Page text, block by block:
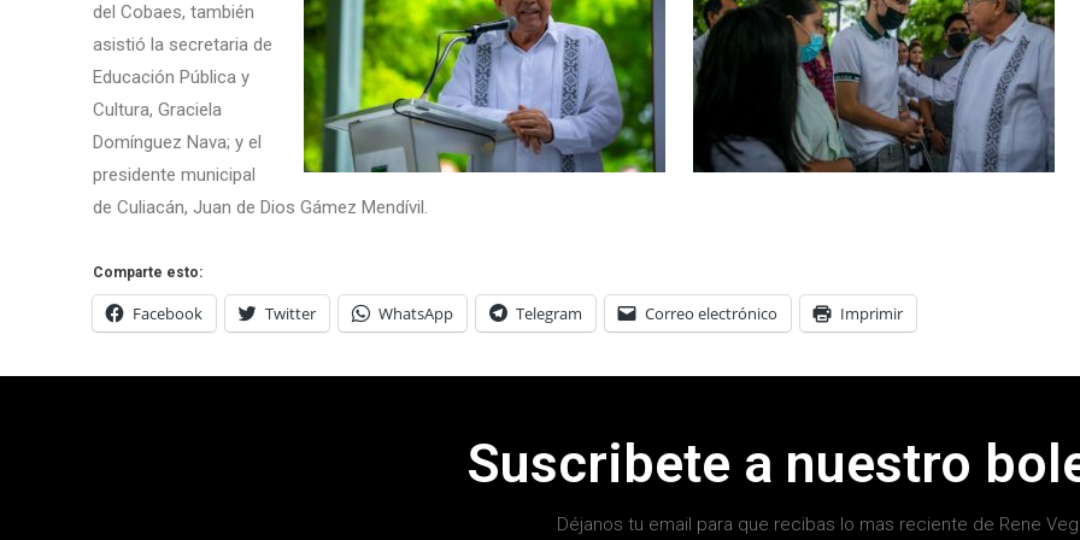
del Cobaes, también
asistió la secretaria de
Educación Pública y
Cultura, Graciela
Domínguez Nava; y el
presidente municipal
de Culiacán, Juan de Dios Gámez Mendívil.
Comparte esto:
Facebook Twitter WhatsApp Telegram Correo electrónico Imprimir
Suscribete a nuestro
Déjanos tu email para que recibas lo mas reciente de Rene